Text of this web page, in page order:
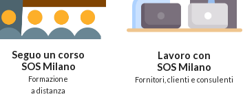
Seguo un corso
SOS Milano
Formazione
a distanza
Lavoro con
SOS Milano
Fornitori, clienti e consulenti